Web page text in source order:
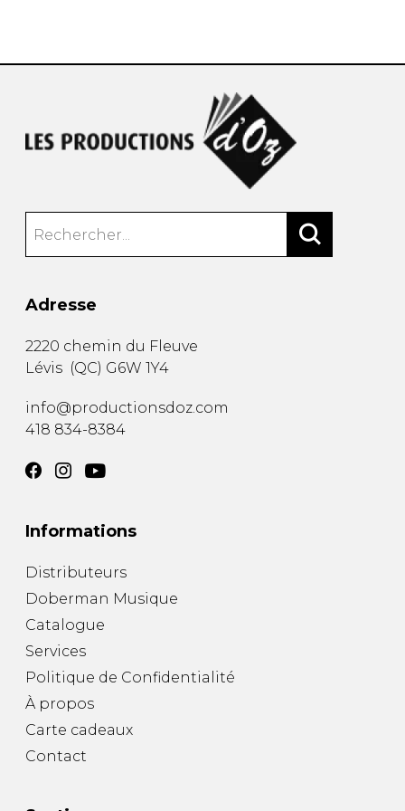
Adresse
2220 chemin du Fleuve
Lévis (QC) G6W 1Y4
info@productionsdoz.com
418 834-8384
Informations
Distributeurs
Doberman Musique
Catalogue
Services
Politique de Confidentialité
À propos
Carte cadeaux
Contact